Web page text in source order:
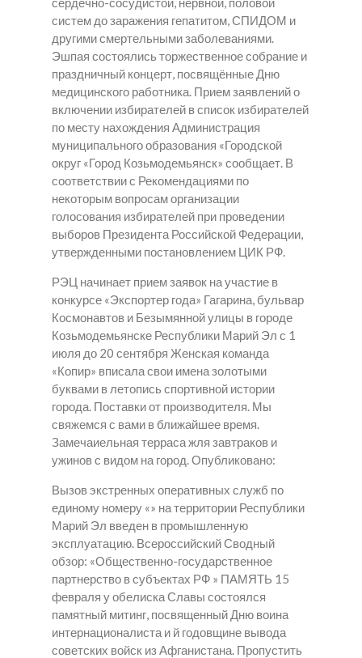
систем до заражения гепатитом, СПИДОМ и
другими смертельными заболеваниями.
Эшпая состоялись торжественное собрание и
праздничный концерт, посвящённые Дню
медицинского работника. Прием заявлений о
включении избирателей в список избирателей
по месту нахождения Администрация
муниципального образования «Городской
округ «Город Козьмодемьянск» сообщает. В
соответствии с Рекомендациями по
некоторым вопросам организации
голосования избирателей при проведении
выборов Президента Российской Федерации,
утвержденными постановлением ЦИК РФ.
РЭЦ начинает прием заявок на участие в
конкурсе «Экспортер года» Гагарина, бульвар
Космонавтов и Безымянной улицы в городе
Козьмодемьянске Республики Марий Эл с 1
июля до 20 сентября Женская команда
«Копир» вписала свои имена золотыми
буквами в летопись спортивной истории
города. Поставки от производителя. Мы
свяжемся с вами в ближайшее время.
Замечаиельная терраса жля завтраков и
ужинов с видом на город. Опубликовано:
Вызов экстренных оперативных служб по
единому номеру «» на территории Республики
Марий Эл введен в промышленную
эксплуатацию. Всероссийский Сводный
обзор: «Общественно-государственное
партнерство в субъектах РФ » ПАМЯТЬ 15
февраля у обелиска Славы состоялся
памятный митинг, посвященный Дню воина
интернационалиста и й годовщине вывода
советских войск из Афганистана. Пропустить